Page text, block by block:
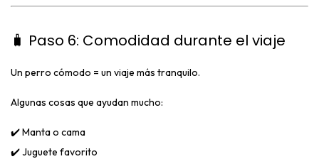
🧳 Paso 6: Comodidad durante el viaje
Un perro cómodo = un viaje más tranquilo.
Algunas cosas que ayudan mucho:
✔️ Manta o cama
✔️ Juguete favorito